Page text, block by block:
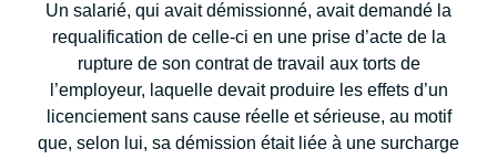
Un salarié, qui avait démissionné, avait demandé la
requalification de celle-ci en une prise d’acte de la
rupture de son contrat de travail aux torts de
l’employeur, laquelle devait produire les effets d’un
licenciement sans cause réelle et sérieuse, au motif
que, selon lui, sa démission était liée à une surcharge